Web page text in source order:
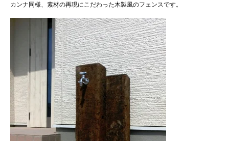
カンナ同様、素材の再現にこだわった木製風のフェンスです。